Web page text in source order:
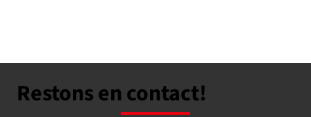
Restons en contact!